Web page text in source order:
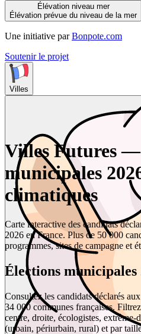
Élévation niveau mer
Élévation prévue du niveau de la mer
Une initiative par Bonpote.com
Soutenir le projet
Villes
Villes Futures
municipales
climatiques
Carte interactive des candidats
2026 en France. Plus de 50 000
programmes, sites de campagne et
Élections municipales
Consultez les candidats déclarés
34 000 communes françaises.
centre, droite, écologistes,
(urbain, périurbain, rural) et par